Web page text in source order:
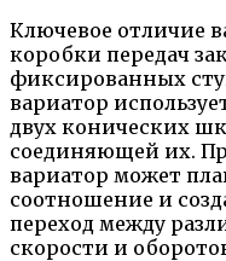
Ключевое отличие
коробки передач
фиксированных
вариатор
двух конических
соединяющей их.
вариатор может
соотношение и
переход между
скорости и